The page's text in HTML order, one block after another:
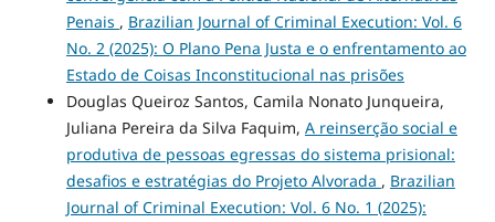
Penais , Brazilian Journal of Criminal Execution: Vol. 6
No. 2 (2025): O Plano Pena Justa e o enfrentamento ao
Estado de Coisas Inconstitucional nas prisões
Douglas Queiroz Santos, Camila Nonato Junqueira,
Juliana Pereira da Silva Faquim, A reinserção social e
produtiva de pessoas egressas do sistema prisional:
desafios e estratégias do Projeto Alvorada , Brazilian
Journal of Criminal Execution: Vol. 6 No. 1 (2025):